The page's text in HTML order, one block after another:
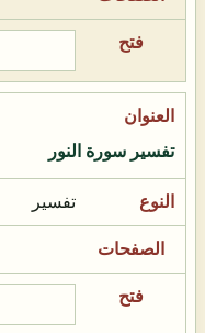
تفسير سورة النور
تفسير